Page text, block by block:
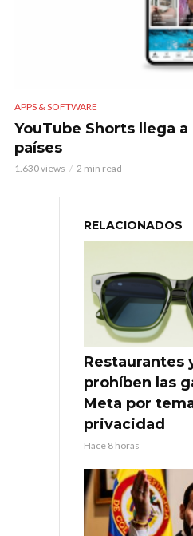
APPS & SOFTWARE
YouTube Shorts llega
países
1.630 views 2 min read
RELACIONADOS
Restaurantes
prohíben las
Meta por
privacidad
Hace 8 horas